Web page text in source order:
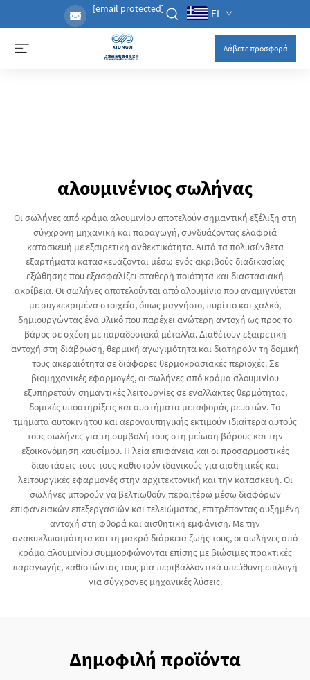
[email protected] EL
Λάβετε προσφορά
αλουμινένιος σωλήνας
Οι σωλήνες από κράμα αλουμινίου αποτελούν σημαντική εξέλιξη στη
σύγχρονη μηχανική και παραγωγή, συνδυάζοντας ελαφριά
κατασκευή με εξαιρετική ανθεκτικότητα. Αυτά τα πολυσύνθετα
εξαρτήματα κατασκευάζονται μέσω ενός ακριβούς διαδικασίας
εξώθησης που εξασφαλίζει σταθερή ποιότητα και διαστασιακή
ακρίβεια. Οι σωλήνες αποτελούνται από αλουμίνιο που αναμιγνύεται
με συγκεκριμένα στοιχεία, όπως μαγνήσιο, πυρίτιο και χαλκό,
δημιουργώντας ένα υλικό που παρέχει ανώτερη αντοχή ως προς το
βάρος σε σχέση με παραδοσιακά μέταλλα. Διαθέτουν εξαιρετική
αντοχή στη διάβρωση, θερμική αγωγιμότητα και διατηρούν τη δομική
τους ακεραιότητα σε διάφορες θερμοκρασιακές περιοχές. Σε
βιομηχανικές εφαρμογές, οι σωλήνες από κράμα αλουμινίου
εξυπηρετούν σημαντικές λειτουργίες σε εναλλάκτες θερμότητας,
δομικές υποστηρίξεις και συστήματα μεταφοράς ρευστών. Τα
τμήματα αυτοκινήτου και αεροναυπηγικής εκτιμούν ιδιαίτερα αυτούς
τους σωλήνες για τη συμβολή τους στη μείωση βάρους και την
εξοικονόμηση καυσίμου. Η λεία επιφάνεια και οι προσαρμοστικές
διαστάσεις τους τους καθιστούν ιδανικούς για αισθητικές και
λειτουργικές εφαρμογές στην αρχιτεκτονική και την κατασκευή. Οι
σωλήνες μπορούν να βελτιωθούν περαιτέρω μέσω διαφόρων
επιφανειακών επεξεργασιών και τελειώματος, επιτρέποντας αυξημένη
αντοχή στη φθορά και αισθητική εμφάνιση. Με την
ανακυκλωσιμότητα και τη μακρά διάρκεια ζωής τους, οι σωλήνες από
κράμα αλουμινίου συμμορφώνονται επίσης με βιώσιμες πρακτικές
παραγωγής, καθιστώντας τους μια περιβαλλοντικά υπεύθυνη επιλογή
για σύγχρονες μηχανικές λύσεις.
Δημοφιλή προϊόντα